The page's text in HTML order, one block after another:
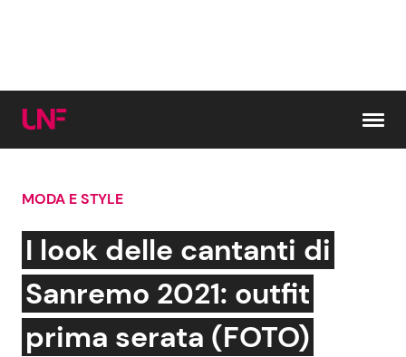
Cerca:
News e Cronaca
Attualità Italiana
Gossip e TV
Bellezze VIP
MODA E STYLE
I look delle cantanti di
Sanremo 2021: outfit
prima serata (FOTO)